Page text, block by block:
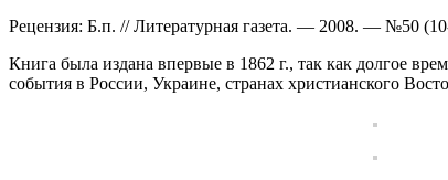
Рецензия: Б.п. // Литературная газета. — 2008. — №50
Книга была издана впервые в 1862 г., так как долгое
события в России, Украине, странах христианского